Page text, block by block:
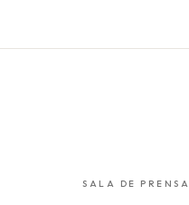
SALA DE PRENSA